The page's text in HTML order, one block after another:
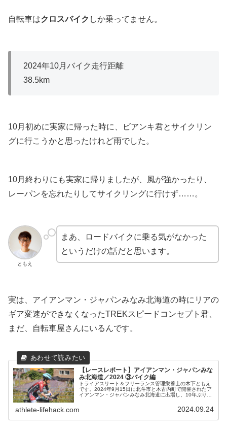
自転車はクロスバイク しか乗ってません。
2024年10月バイク走行距離
38.5km
10月初めに実家に帰った時に、ビアンキ君とサイクリン
グに行こうかと思ったけれど雨でした。
10月終わりにも実家に帰りましたが、風が強かったり、
レーパンを忘れたりしてサイクリングに行けず……。
ともえ
まあ、ロードバイクに乗る気がなかった
というだけの話だと思います。
実は、アイアンマン・ジャパンみなみ北海道の時にリアの
ギア変速ができなくなったTREKスピードコンセプト君、
まだ、自転車屋さんにいるんです。
【レースレポート】アイアンマン・ジャパンみな
み北海道／2024 ③バイク編
トライアスリート＆フリーランス管理栄養士の木下ともえ
です。2024年9月15日に北斗市と木古内町で開催されたア
イアンマン・ジャパンみなみ北海道に出場し、10年ぶりに
athlete-lifehack.com 2024.09.24